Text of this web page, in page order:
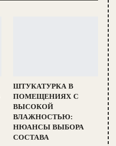
ШТУКАТУРКА В
ПОМЕЩЕНИЯХ С
ВЫСОКОЙ
ВЛАЖНОСТЬЮ:
НЮАНСЫ ВЫБОРА
СОСТАВА